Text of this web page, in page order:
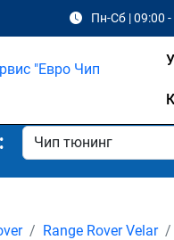
Пн-Сб | 09:00 -
Range Rover Velar